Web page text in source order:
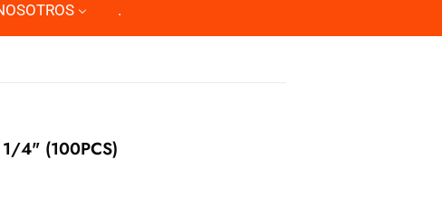
.
1/4" (100PCS)